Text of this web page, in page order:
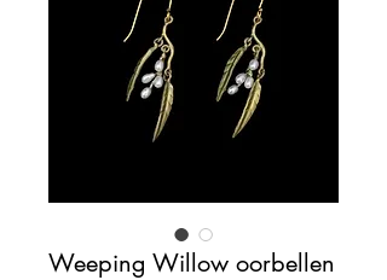
Weeping Willow oorbellen